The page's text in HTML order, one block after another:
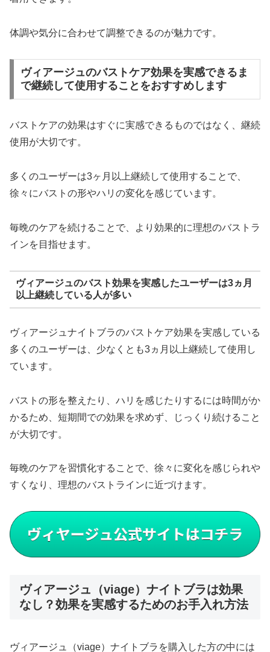
体調や気分に合わせて調整できるのが魅力です。
ヴィアージュのバストケア効果を実感できるま
で継続して使用することをおすすめします
バストケアの効果はすぐに実感できるものではなく、継続
使用が大切です。
多くのユーザーは3ヶ月以上継続して使用することで、
徐々にバストの形やハリの変化を感じています。
毎晩のケアを続けることで、より効果的に理想のバストラ
インを目指せます。
ヴィアージュのバスト効果を実感したユーザーは3ヵ月
以上継続している人が多い
ヴィアージュナイトブラのバストケア効果を実感している
多くのユーザーは、少なくとも3ヵ月以上継続して使用し
ています。
バストの形を整えたり、ハリを感じたりするには時間がか
かるため、短期間での効果を求めず、じっくり続けること
が大切です。
毎晩のケアを習慣化することで、徐々に変化を感じられや
すくなり、理想のバストラインに近づけます。
ヴィアージュ（viage）ナイトブラは効果
なし？効果を実感するためのお手入れ方法
ヴィアージュ（viage）ナイトブラを購入した方の中には